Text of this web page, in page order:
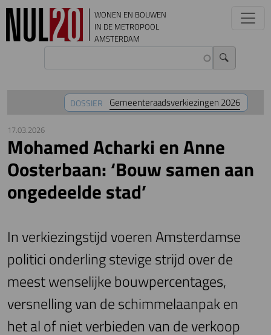
Overslaan en naar de inhoud gaan
WONEN EN BOUWEN
IN DE METROPOOL
AMSTERDAM
DOSSIER Gemeenteraadsverkiezingen 2026
17.03.2026
Mohamed Acharki en Anne
Oosterbaan: ‘Bouw samen aan
ongedeelde stad’
In verkiezingstijd voeren Amsterdamse
politici onderling stevige strijd over de
meest wenselijke bouwpercentages,
versnelling van de schimmelaanpak en
het al of niet verbieden van de verkoop